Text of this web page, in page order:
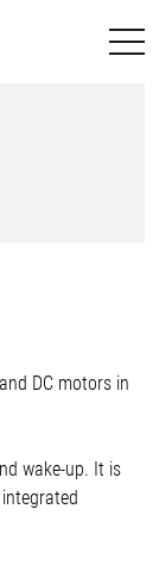
DC motors in
wake-up. It is